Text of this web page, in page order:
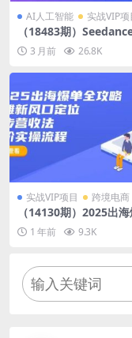
AI人工智能 实战VIP项
（18483期）
节课吃透：动漫爽剧到
片转型，AI影视新动向
3 月前 26.8K
实战VIP项目 跨境电商
（14130期）2025出
攻略：抢滩新风口定位
营收法+六阶实操流程
1 年前 9.3K